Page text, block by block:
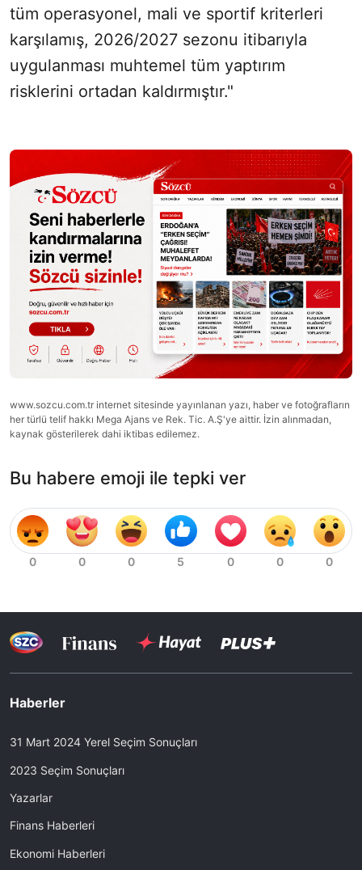
tüm operasyonel, mali ve sportif kriterleri
karşılamış, 2026/2027 sezonu itibarıyla
uygulanması muhtemel tüm yaptırım
risklerini ortadan kaldırmıştır."
www.sozcu.com.tr internet sitesinde yayınlanan yazı, haber ve fotoğrafların
her türlü telif hakkı Mega Ajans ve Rek. Tic. A.Ş'ye aittir. İzin alınmadan,
kaynak gösterilerek dahi iktibas edilemez.
Bu habere emoji ile tepki ver
Haberler
31 Mart 2024 Yerel Seçim Sonuçları
2023 Seçim Sonuçları
Yazarlar
Finans Haberleri
Ekonomi Haberleri